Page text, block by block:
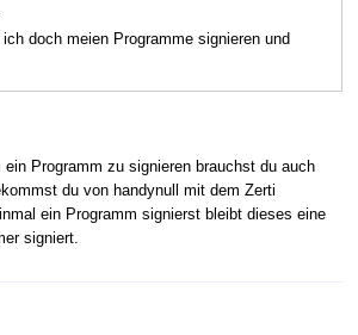
doch meien Programme signieren und
Programm zu signieren brauchst du auch
du von handynull mit dem Zerti
ein Programm signierst bleibt dieses eine
signiert.